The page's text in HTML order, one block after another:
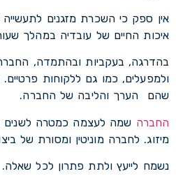
אין ספק כי השכרת מזגנים
איכות החיים של עובדיה במהלך
בהדרגה, בעקביות ובהתמדה,
ולמפעלים, כמו גם ללקוחות
שהם הערך והליבה של החברה.
החברה שמה לעצמה כמטרה לשנים
מיזוג. לחברה מוניטין ומסורת של
נשמח לייעץ ולתת פתרון לכל שאלה.